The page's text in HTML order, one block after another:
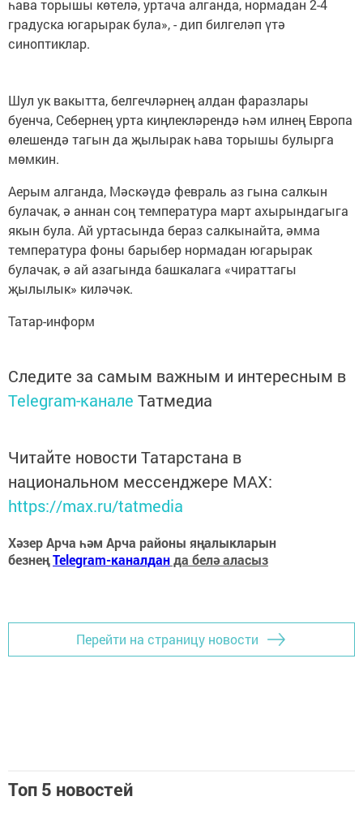
һава торышы көтелә, уртача алганда, нормадан 2-4
градуска югарырак була», - дип билгеләп үтә
синоптиклар.
Шул ук вакытта, белгечләрнең алдан фаразлары
буенча, Себернең урта киңлекләрендә һәм илнең Европа
өлешендә тагын да җылырак һава торышы булырга
мөмкин.
Аерым алганда, Мәскәүдә февраль аз гына салкын
булачак, ә аннан соң температура март ахырындагыга
якын була. Ай уртасында бераз салкынайта, әмма
температура фоны барыбер нормадан югарырак
булачак, ә ай азагында башкалага «чираттагы
җылылык» киләчәк.
Татар-информ
Следите за самым важным и интересным в
Telegram-канале Татмедиа
Читайте новости Татарстана в
национальном мессенджере MАХ:
https://max.ru/tatmedia
Хәзер Арча һәм Арча районы яңалыкларын
безнеңTelegram-каналданда белә аласыз
Перейти на страницу новости
Топ 5 новостей